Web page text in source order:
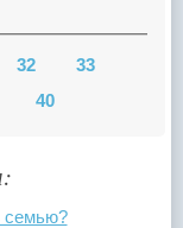
32
33
40
семью?